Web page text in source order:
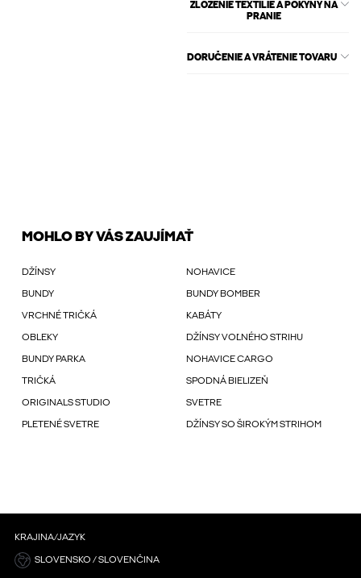
ZLOŽENIE TEXTÍLIE A POKYNY NA
PRANIE
DORUČENIE A VRÁTENIE TOVARU
MOHLO BY VÁS ZAUJÍMAŤ
DŽÍNSY NOHAVICE
BUNDY BUNDY BOMBER
VRCHNÉ TRIČKÁ KABÁTY
OBLEKY DŽÍNSY VOĽNÉHO STRIHU
BUNDY PARKA NOHAVICE CARGO
TRIČKÁ SPODNÁ BIELIZEŇ
ORIGINALS STUDIO SVETRE
PLETENÉ SVETRE DŽÍNSY SO ŠIROKÝM STRIHOM
KRAJINA/JAZYK
SLOVENSKO / SLOVENČINA